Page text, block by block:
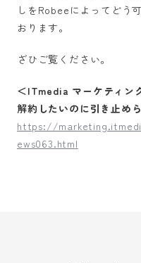
しをRobeeによってどう
おります。
ざひご覧ください。
＜ITmedia マーケティン
解約したいのに引き止め
https://
ews063.html